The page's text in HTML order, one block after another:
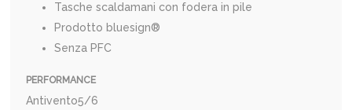
Tasche scaldamani con fodera in pile
Prodotto bluesign®
Senza PFC
PERFORMANCE
Antivento5/6